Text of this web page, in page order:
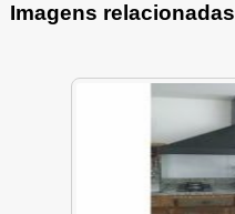
Imagens relacionadas